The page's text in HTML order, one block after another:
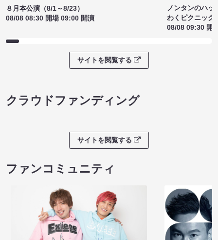
８月本公演（8/1～8/23）
08/08 08:30 開場 09:00 開演
ノンタンのハッ
わくピクニック
08/08 09:30 開
サイトを閲覧する
クラウドファンディング
サイトを閲覧する
ファンコミュニティ